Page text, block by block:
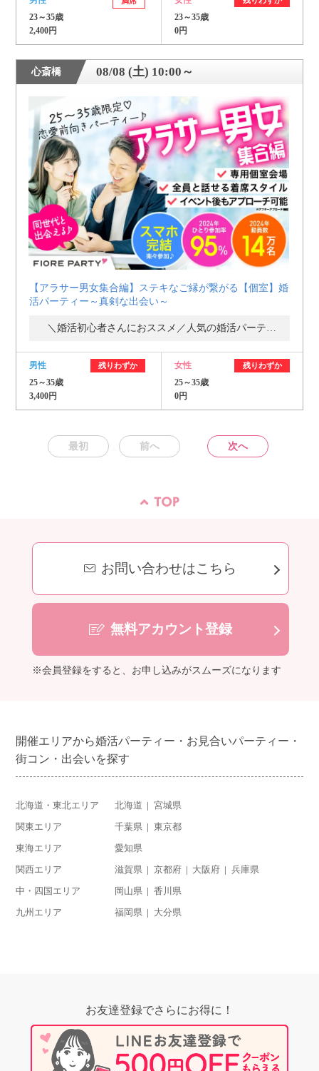
23～35歳
2,400円
23～35歳
0円
心斎橋 08/08 (土) 10:00～
【アラサー男女集合編】ステキなご縁が繋がる【個室】婚
活パーティー～真剣な出会い～
＼婚活初心者さんにおススメ／人気の婚活パーティー・街コン
男性 残りわずか
25～35歳
3,400円
女性 残りわずか
25～35歳
0円
最初 前へ 次へ
お問い合わせはこちら
無料アカウント登録
※会員登録をすると、お申し込みがスムーズになります
開催エリアから婚活パーティー・お見合いパーティー・
街コン・出会いを探す
北海道・東北エリア 北海道 宮城県
関東エリア 千葉県 東京都
東海エリア 愛知県
関西エリア 滋賀県 京都府 大阪府 兵庫県
中・四国エリア 岡山県 香川県
九州エリア 福岡県 大分県
お友達登録でさらにお得に！